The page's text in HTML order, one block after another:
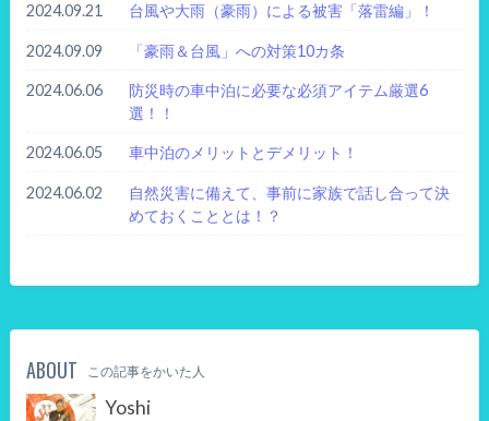
2024.09.21 台風や大雨（豪雨）による被害「落雷編」！
2024.09.09 「豪雨＆台風」への対策10カ条
2024.06.06
防災時の車中泊に必要な必須アイテム厳選6
選！！
2024.06.05 車中泊のメリットとデメリット！
2024.06.02
自然災害に備えて、事前に家族で話し合って決
めておくこととは！？
ABOUT この記事をかいた人
Yoshi